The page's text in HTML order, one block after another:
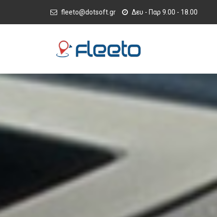
fleeto@dotsoft.gr Δευ - Παρ 9.00 - 18.00